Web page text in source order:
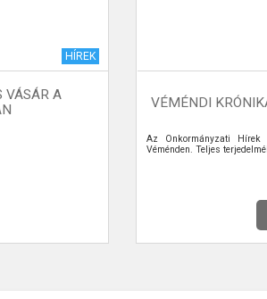
HÍREK
VÁSÁR A
VÉMÉNDI
Az Önkormányzati Hírek
Véménden. Teljes